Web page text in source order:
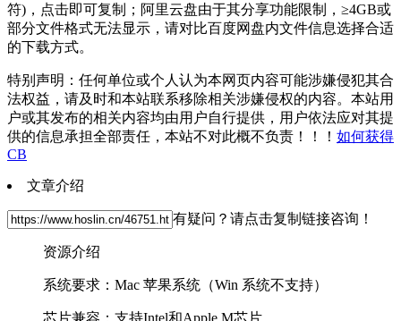
符)，点击即可复制；阿里云盘由于其分享功能限制，≥4GB或
部分文件格式无法显示，请对比百度网盘内文件信息选择合适
的下载方式。
特别声明：任何单位或个人认为本网页内容可能涉嫌侵犯其合
法权益，请及时和本站联系移除相关涉嫌侵权的内容。本站用
户或其发布的相关内容均由用户自行提供，用户依法应对其提
供的信息承担全部责任，本站不对此概不负责！！！ 如何获得
CB
文章介绍
有疑问？请点击复制链接咨询！
资源介绍
系统要求：Mac 苹果系统（Win 系统不支持）
芯片兼容：支持Intel和Apple M芯片